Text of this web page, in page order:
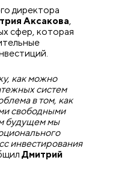
директора
Аксакова,
сфер, которая
как можно
систем
в том, как
свободными
будущем мы
инвестирования
Дмитрий